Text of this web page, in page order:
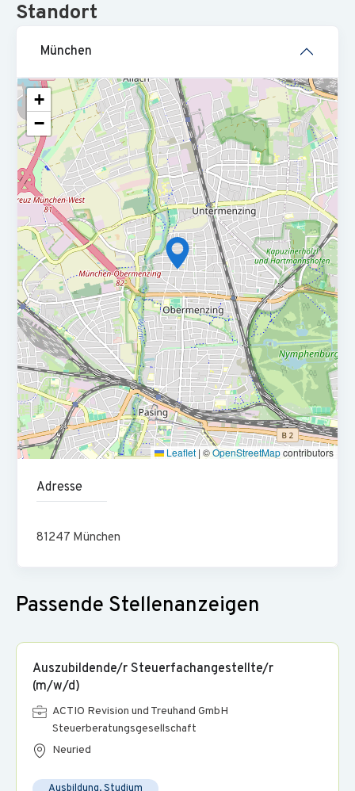
Mandanten ein. Unser Erfolg basiert auf
miteinander!
Ihre Aufgaben sind:
laufende steuerliche und betriebswirtschaftliche
Beratungund projektbezogene Sonderthemen
Erstellung vonJahresabschlüssenfür
mittelständische Unternehmen verschiedener
Rechtsformen und Branchen
Überwachung derBuchhaltungsmandate
Bearbeitung vonBilanzierungs- und
Bewertungsthemensowie steuerlicher und
handelsrechtlicher Fragestellungen
Erstellung vonSteuergutachten
Nutzung vonKI-gesteuerten
Softwareanwendungen
Sie haben die Möglichkeit, aktiv weitere Projekte
mitzugestalten (z.B. imQuality Management „Team
Green“).
Das bringen Sie mit:
Prüfungstermin
oder einer anderen
Buchhaltungssoftware
strukturierte Arbeitsweise sowie analytisches und
wirtschaftliches Denken
Empathie, Teamgeist und eine gesunde Portion
Wir bieten:
Standort
München
+
−
Leaflet | ©OpenStreetMapcontributors
Adresse
81247 München
Passende Stellenanzeigen
Auszubildende/r Steuerfachangestellte/r
(m/w/d)
ACTIO Revision und Treuhand GmbH
Steuerberatungsgesellschaft
Neuried